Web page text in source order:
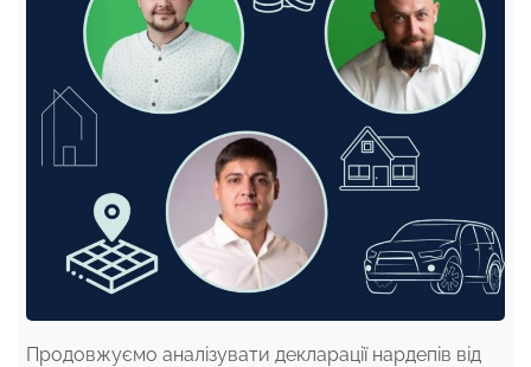
Продовжуємо аналізувати декларації нардепів від